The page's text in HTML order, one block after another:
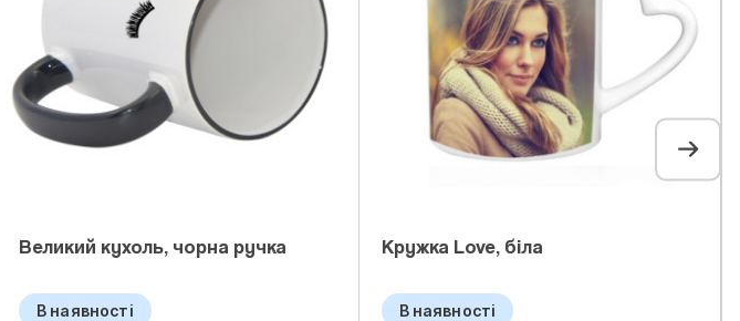
Великий кухоль, чорна ручка
В наявності
Кружка Love, біла
В наявності